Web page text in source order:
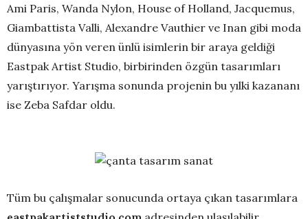
Ami Paris, Wanda Nylon, House of Holland, Jacquemus,
Giambattista Valli, Alexandre Vauthier ve Inan gibi moda
dünyasına yön veren ünlü isimlerin bir araya geldiği
Eastpak Artist Studio, birbirinden özgün tasarımları
yarıştırıyor. Yarışma sonunda projenin bu yılki kazananı
ise Zeba Safdar oldu.
Tüm bu çalışmalar sonucunda ortaya çıkan tasarımlara